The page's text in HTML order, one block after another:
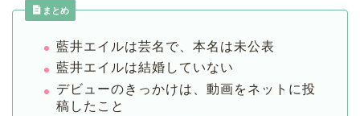
まとめ
藍井エイルは芸名で、本名は未公表
藍井エイルは結婚していない
デビューのきっかけは、動画をネットに投
稿したこと